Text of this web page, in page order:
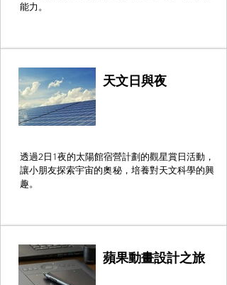
能力。
天文日與夜
透過2日1夜的太陽館宿營計劃的觀星賞日活動，
讓小朋友探索宇宙的奧秘，培養對天文科學的興
趣。
蘋果動畫設計之旅